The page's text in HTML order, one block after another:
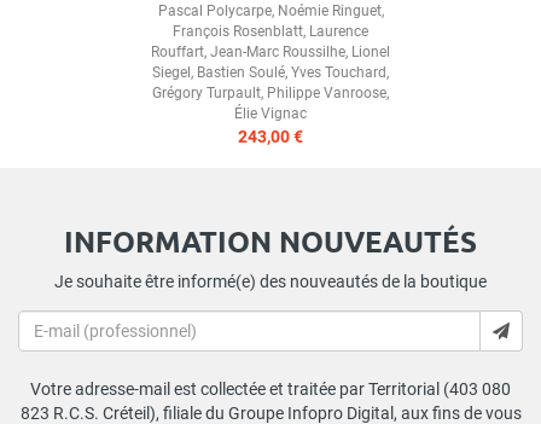
Pascal Polycarpe, Noémie Ringuet,
François Rosenblatt, Laurence
Rouffart, Jean-Marc Roussilhe, Lionel
Siegel, Bastien Soulé, Yves Touchard,
Grégory Turpault, Philippe Vanroose,
Élie Vignac
243,00 €
INFORMATION NOUVEAUTÉS
Je souhaite être informé(e) des nouveautés de la boutique
Votre adresse-mail est collectée et traitée par Territorial (403 080
823 R.C.S. Créteil), filiale du Groupe Infopro Digital, aux fins de vous